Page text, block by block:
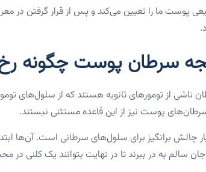
پوست ما را تعیین می‌کند و پس از قرار گرفتن در
سرطان پوست چگونه
ناشی از تومور‌های ثانویه هستند که از سلول‌های
پوست نیز از این قاعده مستثنی نیستند.
چالش برانگیز برای سلول‌های سرطانی است. آن‌ها
به در ببرند تا در نهایت بتوانند یک کلنی در